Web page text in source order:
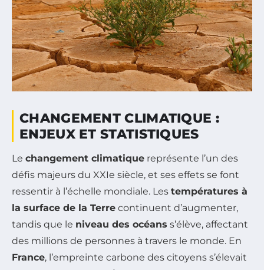
CHANGEMENT CLIMATIQUE :
ENJEUX ET STATISTIQUES
Le changement climatique représente l’un des
défis majeurs du XXIe siècle, et ses effets se font
ressentir à l’échelle mondiale. Les températures à
la surface de la Terre continuent d’augmenter,
tandis que le niveau des océans s’élève, affectant
des millions de personnes à travers le monde. En
France, l’empreinte carbone des citoyens s’élevait